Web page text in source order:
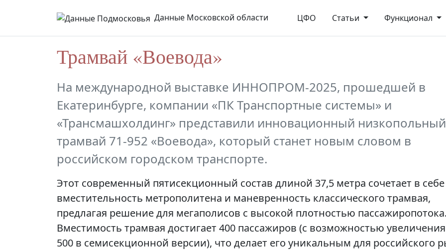
Данные Московской области ЦФО Статьи Функционал
Трамвай «Воевода»
На международной выставке ИННОПРОМ-2025, прошедшей в
Екатеринбурге, компании «ПК Транспортные системы» и
«Трансмашхолдинг» представили инновационный низкопольный
трамвай 71-952 «Воевода», который станет новым словом в
российском городском транспорте.
Этот современный пятисекционный состав длиной 37,5 метра сочетает в себе
вместительность метрополитена и маневренность классического трамвая,
предлагая решение для мегаполисов с высокой плотностью пассажиропотока.
Вместимость трамвая достигает 400 пассажиров (с возможностью
500 в семисекционной версии), что делает его уникальным для российского